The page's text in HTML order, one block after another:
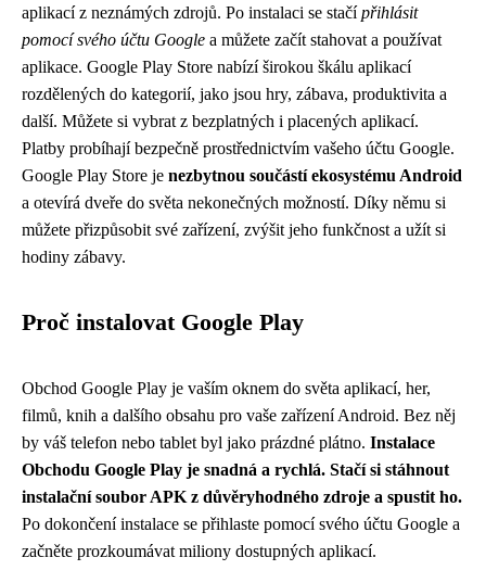
aplikací z neznámých zdrojů. Po instalaci se stačípřihlásit
pomocí svého účtu Google a můžete začít stahovat a používat
aplikace. Google Play Store nabízí širokou škálu aplikací
rozdělených do kategorií, jako jsou hry, zábava, produktivita a
další. Můžete si vybrat z bezplatných i placených aplikací.
Platby probíhají bezpečně prostřednictvím vašeho účtu Google.
Google Play Store je nezbytnou součástí ekosystému Android
a otevírá dveře do světa nekonečných možností. Díky němu si
můžete přizpůsobit své zařízení, zvýšit jeho funkčnost a užít si
hodiny zábavy.
Proč instalovat Google Play
Obchod Google Play je vaším oknem do světa aplikací, her,
filmů, knih a dalšího obsahu pro vaše zařízení Android. Bez něj
by váš telefon nebo tablet byl jako prázdné plátno. Instalace
Obchodu Google Play je snadná a rychlá. Stačí si stáhnout
instalační soubor APK z důvěryhodného zdroje a spustit ho.
Po dokončení instalace se přihlaste pomocí svého účtu Google a
začněte prozkoumávat miliony dostupných aplikací.